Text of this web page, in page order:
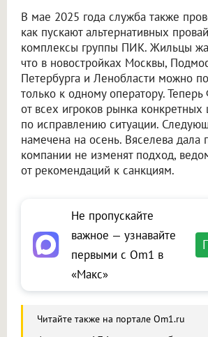
В мае 2025 года служба также
как пускают альтернативных
комплексы группы ПИК. Жильцы
что в новостройках Москвы,
Петербурга и Ленобласти можно
только к одному оператору.
от всех игроков рынка конкретных
по исправлению ситуации.
намечена на осень. Вяселева дала
компании не изменят подход,
от рекомендаций к санкциям.
Не пропускайте
важное — узнавайте
первыми с Om1 в
«Макс»
Читайте также на портале Om1.ru